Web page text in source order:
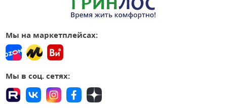
Мы на маркетплейсах:
Мы в соц. сетях: